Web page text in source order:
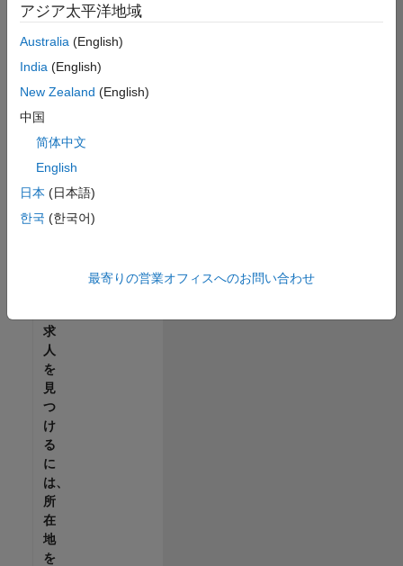
れ
い
ま
せ
ご
希
望
地
域
求
人
を
見
つ
け
る
に
は、
所
在
地
を
アジア太平洋地域
Australia (English)
India (English)
New Zealand (English)
中国
简体中文
English
日本 (日本語)
한국 (한국어)
最寄りの営業オフィスへのお問い合わせ